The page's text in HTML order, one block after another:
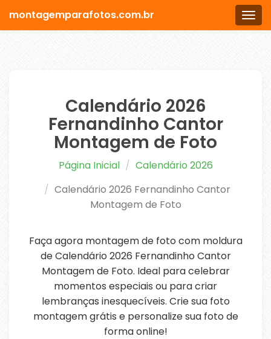
Menu
montagemparafotos.com.br
Calendário 2026
Fernandinho Cantor
Montagem de Foto
Página Inicial
Calendário 2026
Calendário 2026 Fernandinho Cantor
Montagem de Foto
Faça agora montagem de foto com moldura
de Calendário 2026 Fernandinho Cantor
Montagem de Foto. Ideal para celebrar
momentos especiais ou para criar
lembranças inesquecíveis. Crie sua foto
montagem grátis e personalize sua foto de
forma online!